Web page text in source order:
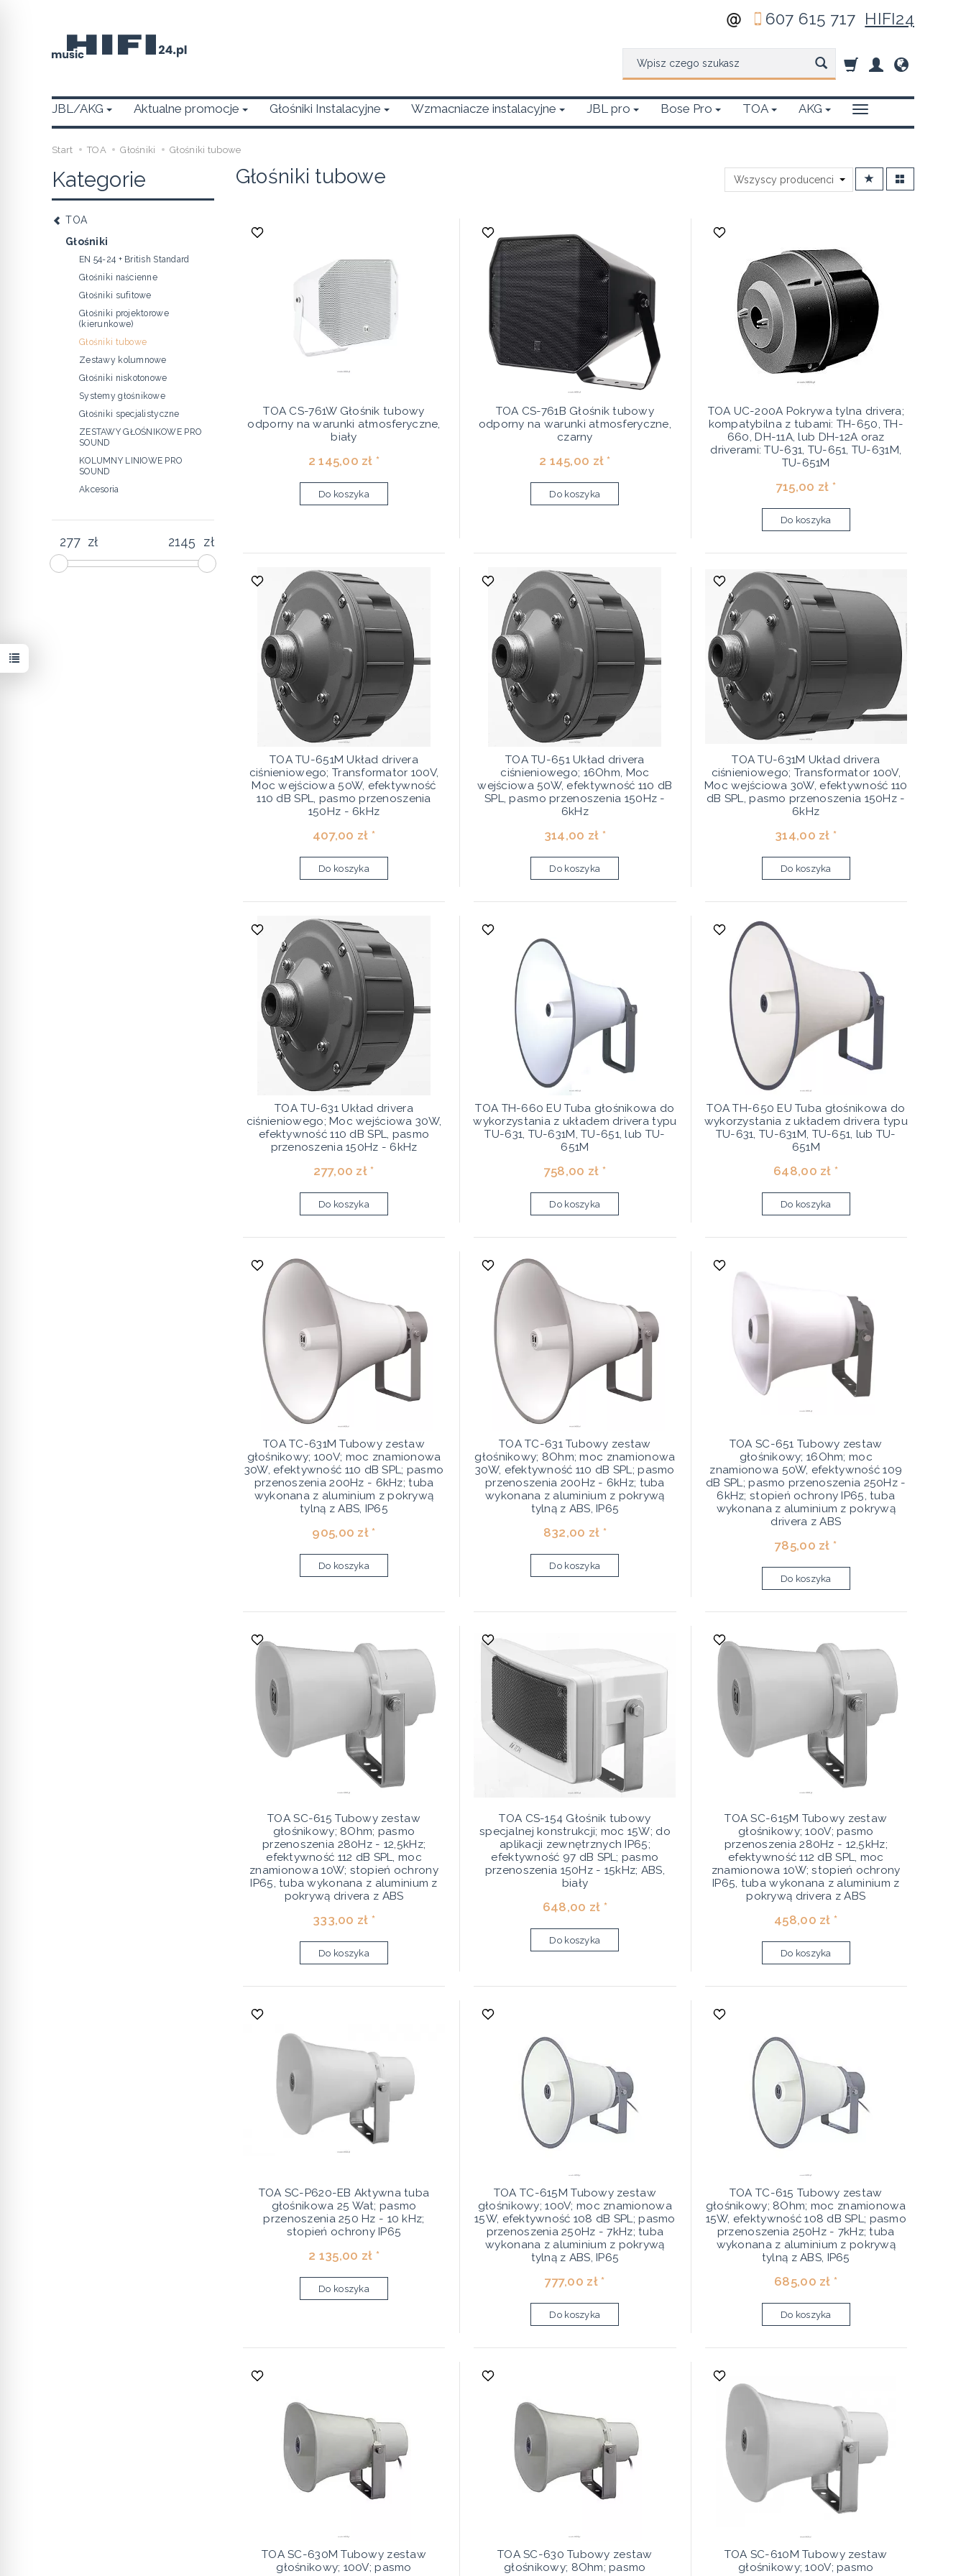
607 615 717 HIFI24
JBL/AKG Aktualne promocje Głośniki Instalacyjne Wzmacniacze instalacyjne JBL pro Bose Pro TOA AKG
Start TOA Głośniki Głośniki tubowe
Głośniki tubowe
TOA CS-761W Głośnik tubowy
odporny na warunki atmosferyczne,
biały
2 145,00 zł *
Do koszyka
TOA CS-761B Głośnik tubowy
odporny na warunki atmosferyczne,
czarny
2 145,00 zł *
Do koszyka
TOA UC-200A Pokrywa tylna drivera;
kompatybilna z tubami: TH-650, TH-
660, DH-11A, lub DH-12A oraz
driverami: TU-631, TU-651, TU-631M,
TU-651M
715,00 zł *
Do koszyka
TOA TU-651M Układ drivera
ciśnieniowego; Transformator 100V,
Moc wejściowa 50W, efektywność
110 dB SPL, pasmo przenoszenia
150Hz - 6kHz
407,00 zł *
Do koszyka
TOA TU-651 Układ drivera
ciśnieniowego; 16Ohm, Moc
wejściowa 50W, efektywność 110 dB
SPL, pasmo przenoszenia 150Hz -
6kHz
314,00 zł *
Do koszyka
TOA TU-631M Układ drivera
ciśnieniowego; Transformator 100V,
Moc wejściowa 30W, efektywność 110
dB SPL, pasmo przenoszenia 150Hz -
6kHz
314,00 zł *
Do koszyka
TOA TU-631 Układ drivera
ciśnieniowego; Moc wejściowa 30W,
efektywność 110 dB SPL, pasmo
przenoszenia 150Hz - 6kHz
277,00 zł *
Do koszyka
TOA TH-660 EU Tuba głośnikowa do
wykorzystania z układem drivera typu
TU-631, TU-631M, TU-651, lub TU-
651M
758,00 zł *
Do koszyka
TOA TH-650 EU Tuba głośnikowa do
wykorzystania z układem drivera typu
TU-631, TU-631M, TU-651, lub TU-
651M
648,00 zł *
Do koszyka
TOA TC-631M Tubowy zestaw
głośnikowy; 100V; moc znamionowa
30W, efektywność 110 dB SPL; pasmo
przenoszenia 200Hz - 6kHz; tuba
wykonana z aluminium z pokrywą
tylną z ABS, IP65
905,00 zł *
Do koszyka
TOA TC-631 Tubowy zestaw
głośnikowy; 8Ohm; moc znamionowa
30W, efektywność 110 dB SPL; pasmo
przenoszenia 200Hz - 6kHz; tuba
wykonana z aluminium z pokrywą
tylną z ABS, IP65
832,00 zł *
Do koszyka
TOA SC-651 Tubowy zestaw
głośnikowy; 16Ohm; moc
znamionowa 50W, efektywność 109
dB SPL; pasmo przenoszenia 250Hz -
6kHz; stopień ochrony IP65, tuba
wykonana z aluminium z pokrywą
drivera z ABS
785,00 zł *
Do koszyka
TOA SC-615 Tubowy zestaw
głośnikowy; 8Ohm; pasmo
przenoszenia 280Hz - 12,5kHz;
efektywność 112 dB SPL, moc
znamionowa 10W; stopień ochrony
IP65, tuba wykonana z aluminium z
pokrywą drivera z ABS
333,00 zł *
Do koszyka
TOA CS-154 Głośnik tubowy
specjalnej konstrukcji; moc 15W; do
aplikacji zewnętrznych IP65;
efektywność 97 dB SPL; pasmo
przenoszenia 150Hz - 15kHz; ABS,
biały
648,00 zł *
Do koszyka
TOA SC-615M Tubowy zestaw
głośnikowy; 100V; pasmo
przenoszenia 280Hz - 12,5kHz;
efektywność 112 dB SPL, moc
znamionowa 10W; stopień ochrony
IP65, tuba wykonana z aluminium z
pokrywą drivera z ABS
458,00 zł *
Do koszyka
TOA SC-P620-EB Aktywna tuba
głośnikowa 25 Wat; pasmo
przenoszenia 250 Hz - 10 kHz;
stopień ochrony IP65
2 135,00 zł *
Do koszyka
TOA TC-615M Tubowy zestaw
głośnikowy; 100V; moc znamionowa
15W, efektywność 108 dB SPL; pasmo
przenoszenia 250Hz - 7kHz; tuba
wykonana z aluminium z pokrywą
tylną z ABS, IP65
777,00 zł *
Do koszyka
TOA TC-615 Tubowy zestaw
głośnikowy; 8Ohm; moc znamionowa
15W, efektywność 108 dB SPL; pasmo
przenoszenia 250Hz - 7kHz; tuba
wykonana z aluminium z pokrywą
tylną z ABS, IP65
685,00 zł *
Do koszyka
TOA SC-630M Tubowy zestaw
głośnikowy; 100V; pasmo
TOA SC-630 Tubowy zestaw
głośnikowy; 8Ohm; pasmo
TOA SC-610M Tubowy zestaw
głośnikowy; 100V; pasmo
Kategorie
TOA
Głośniki
EN 54-24 + British Standard
Głośniki naścienne
Głośniki sufitowe
Głośniki projektorowe
(kierunkowe)
Głośniki tubowe
Zestawy kolumnowe
Głośniki niskotonowe
Systemy głośnikowe
Głośniki specjalistyczne
ZESTAWY GŁOŚNIKOWE PRO
SOUND
KOLUMNY LINIOWE PRO
SOUND
Akcesoria
zł zł